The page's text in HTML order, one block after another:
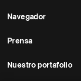
Navegador
Prensa
Nuestro portafolio